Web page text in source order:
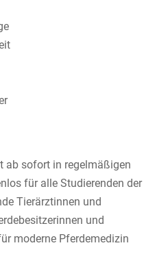
ab sofort in regelmäßigen
für alle Studierenden der
Tierärztinnen und
und
moderne Pferdemedizin